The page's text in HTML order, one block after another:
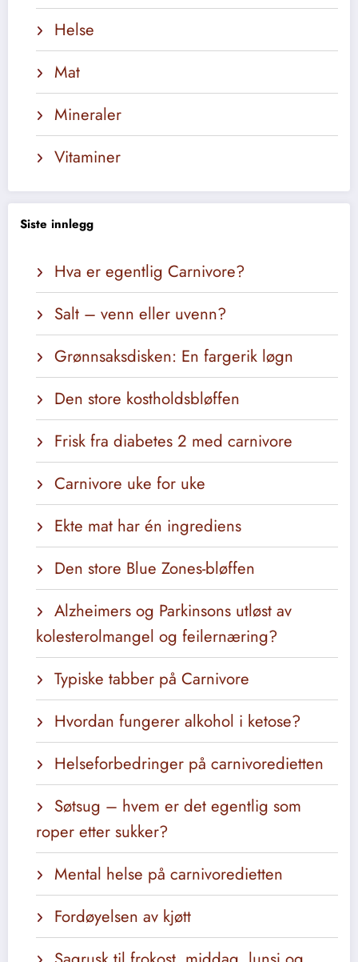
Helse
Mat
Mineraler
Vitaminer
Siste innlegg
Hva er egentlig Carnivore?
Salt – venn eller uvenn?
Grønnsaksdisken: En fargerik løgn
Den store kostholdsbløffen
Frisk fra diabetes 2 med carnivore
Carnivore uke for uke
Ekte mat har én ingrediens
Den store Blue Zones-bløffen
Alzheimers og Parkinsons utløst av
kolesterolmangel og feilernæring?
Typiske tabber på Carnivore
Hvordan fungerer alkohol i ketose?
Helseforbedringer på carnivoredietten
Søtsug – hvem er det egentlig som
roper etter sukker?
Mental helse på carnivoredietten
Fordøyelsen av kjøtt